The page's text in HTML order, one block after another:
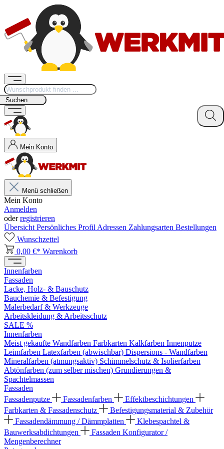
Suchen
Mein Konto
Menü schließen
Mein Konto
Anmelden
oderregistrieren
Übersicht Persönliches Profil Adressen Zahlungsarten Bestellungen
Wunschzettel
0,00 €* Warenkorb
Innenfarben
Fassaden
Lacke, Holz- & Bauschutz
Bauchemie & Befestigung
Malerbedarf & Werkzeuge
Arbeitskleidung & Arbeitsschutz
SALE %
Innenfarben
Meist gekaufte Wandfarben Farbkarten Kalkfarben Innenputze
Leimfarben Latexfarben (abwischbar) Dispersions - Wandfarben
Mineralfarben (atmungsaktiv) Schimmelschutz & Isolierfarben
Abtönfarben (zum selber mischen) Grundierungen &
Spachtelmassen
Fassaden
Fassadenputze
Fassadenfarben
Effektbeschichtungen
Farbkarten & Fassadenschutz
Befestigungsmaterial & Zubehör
Fassadendämmung / Dämmplatten
Klebespachtel &
Bauwerksabdichtungen
Fassaden Konfigurator /
Mengenberechner